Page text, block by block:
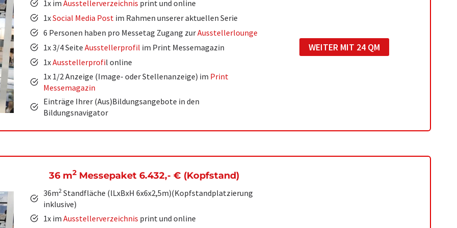
1x im Ausstellerverzeichnis print und online
1xSocial Media Postim Rahmen unserer aktuellen Serie
6 Personen haben pro Messetag Zugang zurAusstellerlounge
1x 3/4 Seite Ausstellerprofil im Print Messemagazin
1xAusstellerprofil online
1x 1/2 Anzeige (Image- oder Stellenanzeige) im Print
Messemagazin
Einträge Ihrer (Aus)Bildungsangebote in den
Bildungsnavigator
WEITER MIT 24 QM
36 m2 Messepaket 6.432,-€ (Kopfstand)
36m2Standfläche (lLxBxH 6x6x2,5m)(Kopfstandplatzierung
inklusive)
1x im Ausstellerverzeichnis print und online